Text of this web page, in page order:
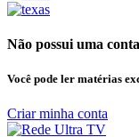
Não possui uma
Você pode ler matérias
Criar minha conta